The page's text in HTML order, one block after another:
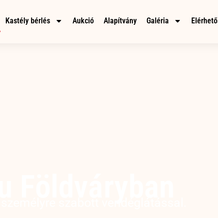
Kastély bérlés Aukció Alapítvány Galéria